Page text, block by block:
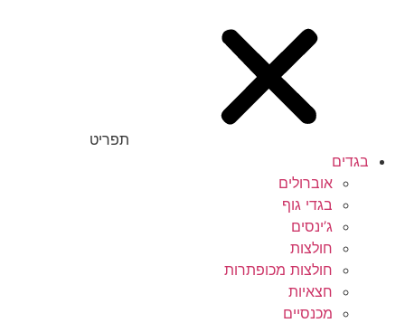
תפריט
בגדים
אוברולים
בגדי גוף
ג’ינסים
חולצות
חולצות מכופתרות
חצאיות
מכנסיים